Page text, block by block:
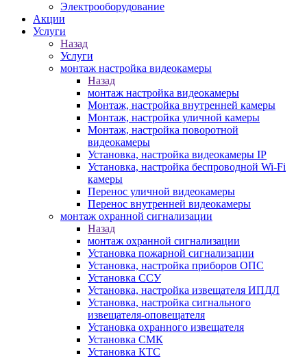
Электрооборудование
Акции
Услуги
Назад
Услуги
монтаж настройка видеокамеры
Назад
монтаж настройка видеокамеры
Монтаж, настройка внутренней камеры
Монтаж, настройка уличной камеры
Монтаж, настройка поворотной
видеокамеры
Установка, настройка видеокамеры IP
Установка, настройка беспроводной Wi-Fi
камеры
Перенос уличной видеокамеры
Перенос внутренней видеокамеры
монтаж охранной сигнализации
Назад
монтаж охранной сигнализации
Установка пожарной сигнализации
Установка, настройка приборов ОПС
Установка ССУ
Установка, настройка извещателя ИПДЛ
Установка, настройка сигнального
извещателя-оповещателя
Установка охранного извещателя
Установка СМК
Установка КТС